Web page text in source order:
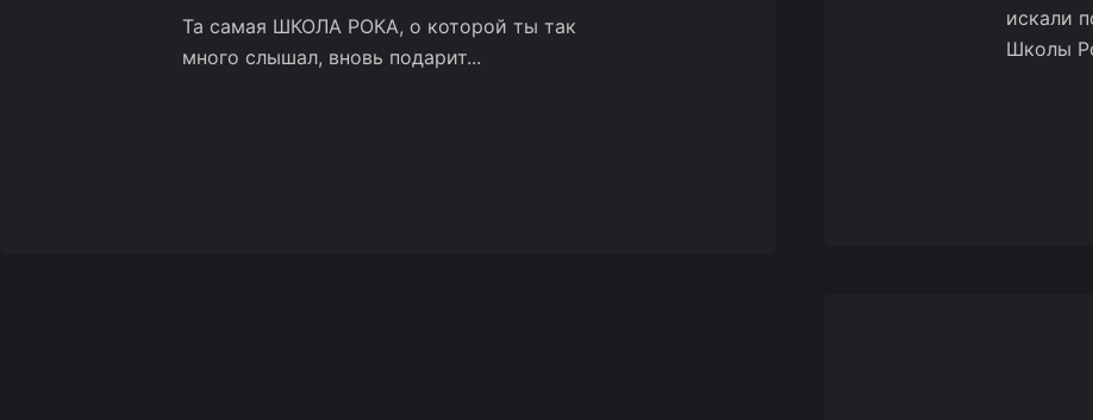
Та самая ШКОЛА РОКА, о которой ты так
много слышал, вновь подарит...
искали
Школы